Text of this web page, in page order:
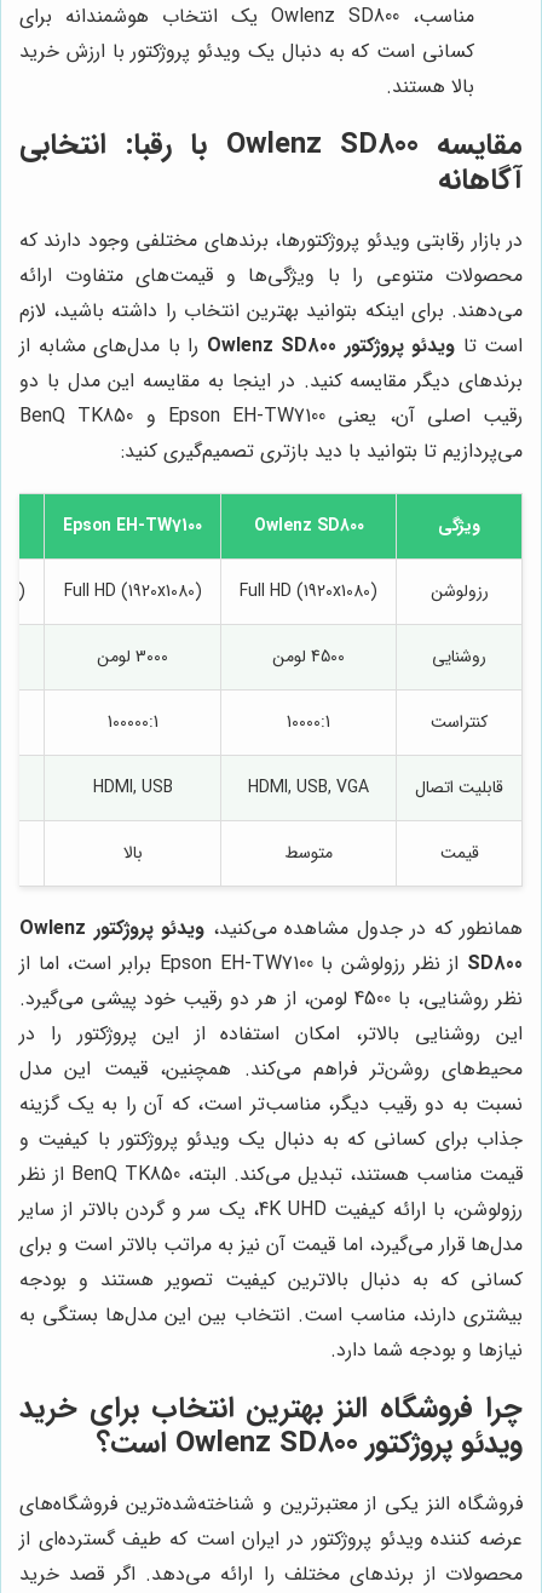
مناسب، Owlenz SD800 یک انتخاب هوشمندانه برای
کسانی است که به دنبال یک ویدئو پروژکتور با ارزش خرید
بالا هستند.
مقایسه Owlenz SD800 با رقبا: انتخابی
آگاهانه
در بازار رقابتی ویدئو پروژکتورها، برندهای مختلفی وجود دارند که
محصولات متنوعی را با ویژگی‌ها و قیمت‌های متفاوت ارائه
می‌دهند. برای اینکه بتوانید بهترین انتخاب را داشته باشید، لازم
است تا ویدئو پروژکتور Owlenz SD800
را با مدل‌های مشابه از
برندهای دیگر مقایسه کنید. در اینجا به مقایسه این مدل با دو
رقیب اصلی آن، یعنی Epson EH-TW7100 و BenQ TK850
می‌پردازیم تا بتوانید با دید بازتری تصمیم‌گیری کنید:
ویژگی Owlenz SD800
Epson EH-TW7100
رزولوشن Full HD (1920x1080)
Full HD (1920x1080)
روشنایی 4500 لومن 3000 لومن
کنتراست 10000:1
100000:1
قابلیت اتصال HDMI, USB, VGA
HDMI, USB
قیمت متوسط بالا
همانطور که در جدول مشاهده می‌کنید،
ویدئو پروژکتور Owlenz
SD800
از نظر رزولوشن با Epson EH-TW7100 برابر است، اما از
نظر روشنایی، با 4500 لومن، از هر دو رقیب خود پیشی می‌گیرد.
این روشنایی بالاتر، امکان استفاده از این پروژکتور را در
محیط‌های روشن‌تر فراهم می‌کند. همچنین، قیمت این مدل
نسبت به دو رقیب دیگر، مناسب‌تر است، که آن را به یک گزینه
جذاب برای کسانی که به دنبال یک ویدئو پروژکتور با کیفیت و
قیمت مناسب هستند، تبدیل می‌کند. البته، BenQ TK850 از نظر
رزولوشن، با ارائه کیفیت 4K UHD، یک سر و گردن بالاتر از سایر
مدل‌ها قرار می‌گیرد، اما قیمت آن نیز به مراتب بالاتر است و برای
کسانی که به دنبال بالاترین کیفیت تصویر هستند و بودجه
بیشتری دارند، مناسب است. انتخاب بین این مدل‌ها بستگی به
نیازها و بودجه شما دارد.
چرا فروشگاه النز بهترین انتخاب برای خرید
ویدئو پروژکتور Owlenz SD800 است؟
فروشگاه النز یکی از معتبرترین و شناخته‌شده‌ترین فروشگاه‌های
عرضه کننده ویدئو پروژکتور در ایران است که طیف گسترده‌ای از
محصولات از برندهای مختلف را ارائه می‌دهد. اگر قصد خرید